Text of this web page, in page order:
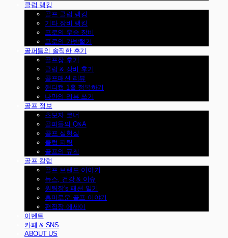
클럽 랭킹
골프 클럽 랭킹
기타 장비 랭킹
프로의 우승 장비
프로의 가방털기
골퍼들의 솔직한 후기
골프장 후기
클럽 & 장비 후기
골프패션 리뷰
핸디캡 1홀 정복하기
나만의 리뷰 쓰기
골프 정보
초보자 코너
골퍼들의 Q&A
골프 실험실
클럽 피팅
골프의 규칙
골프 칼럼
골프 브랜드 이야기
뉴스, 건강 & 이슈
원팀장's 패션 일기
흥미로운 골프 이야기
편집장 에세이
이벤트
카페 & SNS
ABOUT US